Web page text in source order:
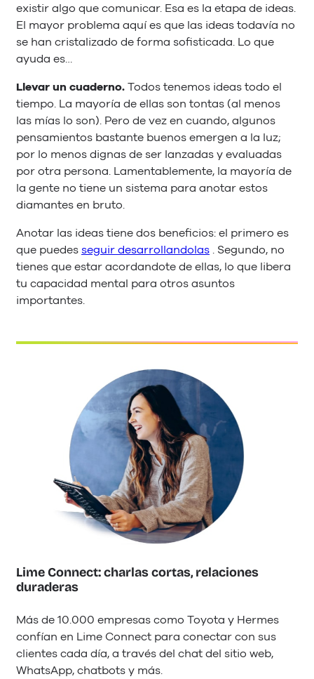
existir algo que comunicar. Esa es la etapa de ideas.
El mayor problema aquí es que las ideas todavía no
se han cristalizado de forma sofisticada. Lo que
ayuda es…
Llevar un cuaderno.Todos tenemos ideas todo el
tiempo. La mayoría de ellas son tontas (al menos
las mías lo son). Pero de vez en cuando, algunos
pensamientos bastante buenos emergen a la luz;
por lo menos dignas de ser lanzadas y evaluadas
por otra persona. Lamentablemente, la mayoría de
la gente no tiene un sistema para anotar estos
diamantes en bruto.
Anotar las ideas tiene dos beneficios: el primero es
que puedes seguir desarrollandolas . Segundo, no
tienes que estar acordandote de ellas, lo que libera
tu capacidad mental para otros asuntos
importantes.
Lime Connect: charlas cortas, relaciones
duraderas
Más de 10.000 empresas como Toyota y Hermes
confían en Lime Connect para conectar con sus
clientes cada día, a través del chat del sitio web,
WhatsApp, chatbots y más.